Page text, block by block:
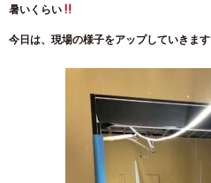
暑いくらい
今日は、現場の様子をアップしていきます